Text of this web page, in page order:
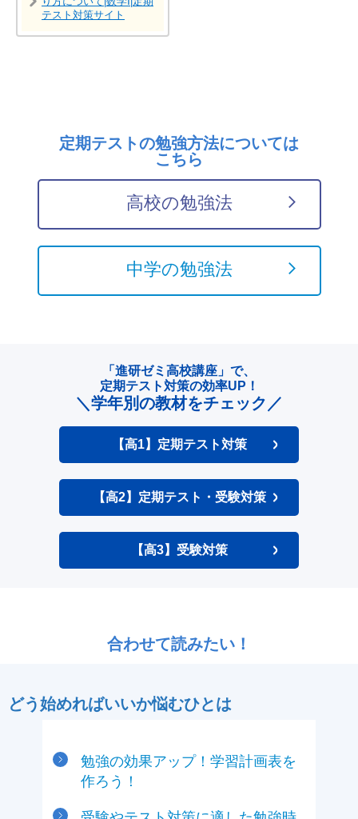
テスト対策サイト
定期テストの勉強方法については
こちら
高校の勉強法
中学の勉強法
「進研ゼミ高校講座」で、
定期テスト対策の効率UP！
＼学年別の教材をチェック／
【高1】定期テスト対策
【高2】定期テスト・受験対策
【高3】受験対策
合わせて読みたい！
どう始めればいいか悩むひとは
勉強の効果アップ！学習計画表を
作ろう！